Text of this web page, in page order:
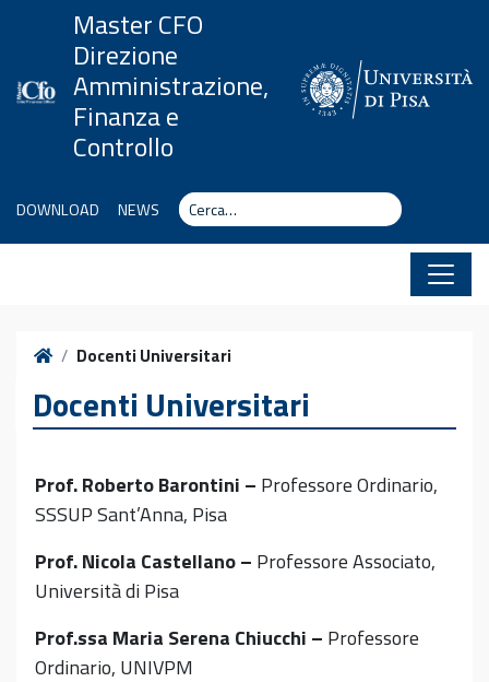
Vai al contenutoMaster CFO
Direzione
Amministrazione,
Finanza e
Controllo
DOWNLOAD NEWS Cerca Cerca
HomeDocenti Universitari
Docenti Universitari
Prof. Roberto Barontini – Professore Ordinario,
SSSUP Sant’Anna, Pisa
Prof. Nicola Castellano – Professore Associato,
Università di Pisa
Prof.ssa Maria Serena Chiucchi – Professore
Ordinario, UNIVPM